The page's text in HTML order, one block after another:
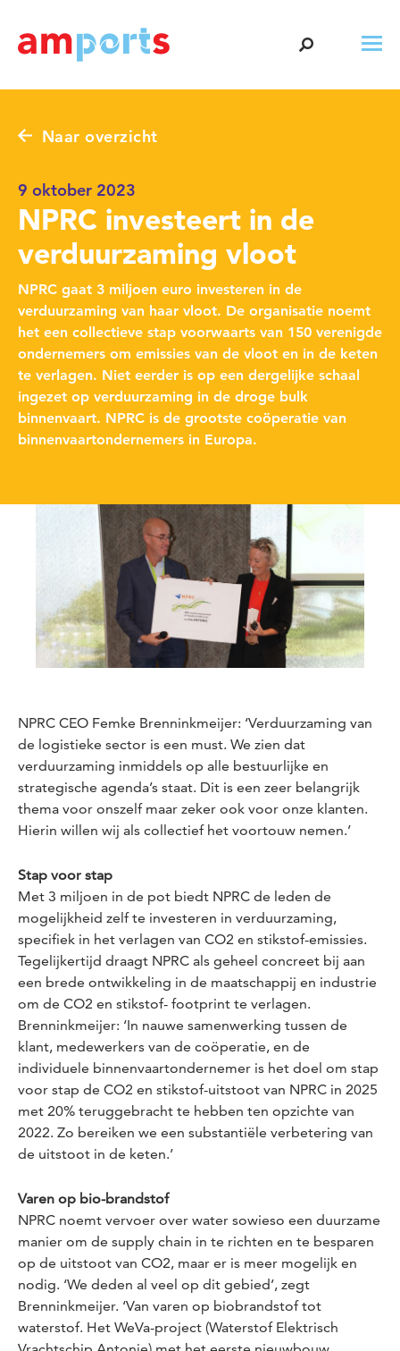
Naar overzicht
9 oktober 2023
NPRC investeert in de
verduurzaming vloot
NPRC gaat 3 miljoen euro investeren in de
verduurzaming van haar vloot. De organisatie noemt
het een collectieve stap voorwaarts van 150 verenigde
ondernemers om emissies van de vloot en in de keten
te verlagen. Niet eerder is op een dergelijke schaal
ingezet op verduurzaming in de droge bulk
binnenvaart. NPRC is de grootste coöperatie van
binnenvaartondernemers in Europa.
NPRC CEO Femke Brenninkmeijer: ‘Verduurzaming van
de logistieke sector is een must. We zien dat
verduurzaming inmiddels op alle bestuurlijke en
strategische agenda’s staat. Dit is een zeer belangrijk
thema voor onszelf maar zeker ook voor onze klanten.
Hierin willen wij als collectief het voortouw nemen.’
Stap voor stap
Met 3 miljoen in de pot biedt NPRC de leden de
mogelijkheid zelf te investeren in verduurzaming,
specifiek in het verlagen van CO2 en stikstof-emissies.
Tegelijkertijd draagt NPRC als geheel concreet bij aan
een brede ontwikkeling in de maatschappij en industrie
om de CO2 en stikstof- footprint te verlagen.
Brenninkmeijer: ‘In nauwe samenwerking tussen de
klant, medewerkers van de coöperatie, en de
individuele binnenvaartondernemer is het doel om stap
voor stap de CO2 en stikstof-uitstoot van NPRC in 2025
met 20% teruggebracht te hebben ten opzichte van
2022. Zo bereiken we een substantiële verbetering van
de uitstoot in de keten.’
Varen op bio-brandstof
NPRC noemt vervoer over water sowieso een duurzame
manier om de supply chain in te richten en te besparen
op de uitstoot van CO2, maar er is meer mogelijk en
nodig. ‘We deden al veel op dit gebied’, zegt
Brenninkmeijer. ‘Van varen op biobrandstof tot
waterstof. Het WeVa-project (Waterstof Elektrisch